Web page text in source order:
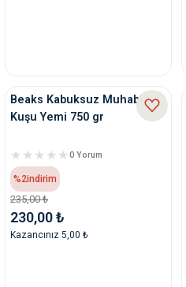
Beaks Kabuksuz Muhabbet
Kuşu Yemi 750 gr
0 Yorum
%2indirim
235,00 ₺
230,00 ₺
Kazancınız 5,00 ₺